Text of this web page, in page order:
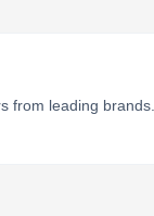
leading